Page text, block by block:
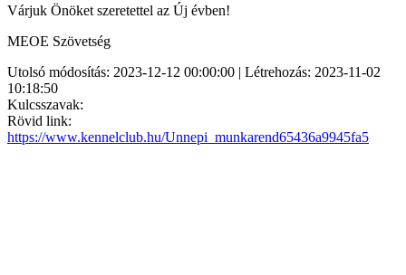
Várjuk Önöket szeretettel az Új évben!
MEOE Szövetség
Utolsó módosítás: 2023-12-12 00:00:00 | Létrehozás: 2023-11-02
10:18:50
Kulcsszavak:
Rövid link:
https://www.kennelclub.hu/Unnepi_munkarend65436a9945fa5